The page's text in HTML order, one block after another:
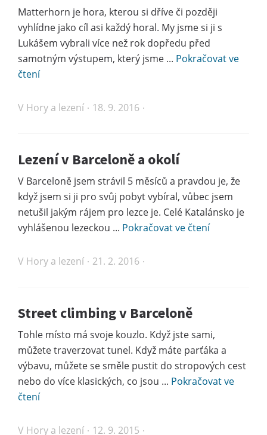
Matterhorn je hora, kterou si dříve či později
vyhlídne jako cíl asi každý horal. My jsme si ji s
Lukášem vybrali více než rok dopředu před
samotným výstupem, který jsme ... Pokračovat ve
čtení
V Hory a lezení 18. 9. 2016
Lezení v Barceloně a okolí
V Barceloně jsem strávil 5 měsíců a pravdou je, že
když jsem si ji pro svůj pobyt vybíral, vůbec jsem
netušil jakým rájem pro lezce je. Celé Katalánsko je
vyhlášenou lezeckou ... Pokračovat ve čtení
V Hory a lezení 21. 2. 2016
Street climbing v Barceloně
Tohle místo má svoje kouzlo. Když jste sami,
můžete traverzovat tunel. Když máte parťáka a
výbavu, můžete se směle pustit do stropových cest
nebo do více klasických, co jsou ... Pokračovat ve
čtení
V Hory a lezení 12. 9. 2015